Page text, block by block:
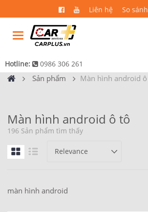
Liên hệ So
Hotline: 0986 306 261
Sản phẩm Màn hình android
Màn hình android ô tô
196 Sản phẩm tìm thấy
màn hình android